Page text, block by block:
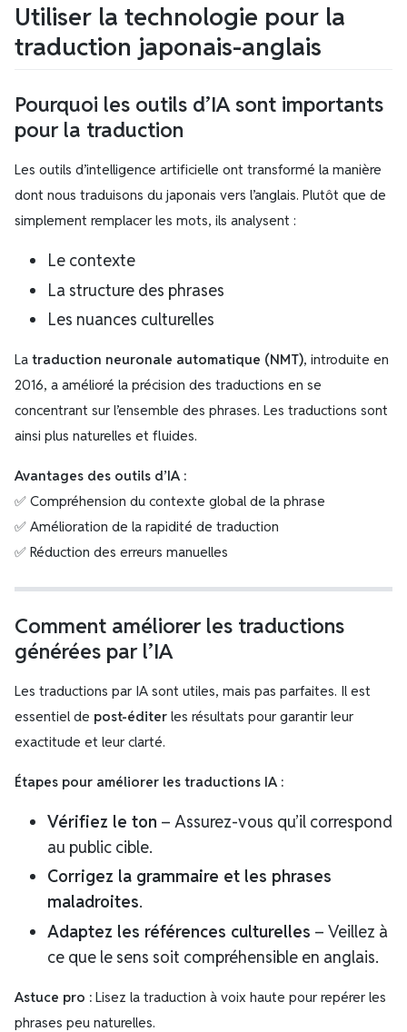
Utiliser la technologie pour la
traduction japonais-anglais
Pourquoi les outils d’IA sont importants
pour la traduction
Les outils d’intelligence artificielle ont transformé la manière
dont nous traduisons du japonais vers l’anglais. Plutôt que de
simplement remplacer les mots, ils analysent :
Le contexte
La structure des phrases
Les nuances culturelles
La traduction neuronale automatique (NMT), introduite en
2016, a amélioré la précision des traductions en se
concentrant sur l’ensemble des phrases. Les traductions sont
ainsi plus naturelles et fluides.
Avantages des outils d’IA :
✅ Compréhension du contexte global de la phrase
✅ Amélioration de la rapidité de traduction
✅ Réduction des erreurs manuelles
Comment améliorer les traductions
générées par l’IA
Les traductions par IA sont utiles, mais pas parfaites. Il est
essentiel de post-éditer les résultats pour garantir leur
exactitude et leur clarté.
Étapes pour améliorer les traductions IA :
Vérifiez le ton – Assurez-vous qu’il correspond
au public cible.
Corrigez la grammaire et les phrases
maladroites.
Adaptez les références culturelles – Veillez à
ce que le sens soit compréhensible en anglais.
Astuce pro : Lisez la traduction à voix haute pour repérer les
phrases peu naturelles.